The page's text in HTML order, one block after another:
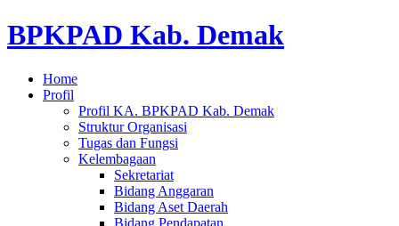
BPKPAD Kab. Demak
Home
Profil
Profil KA. BPKPAD Kab. Demak
Struktur Organisasi
Tugas dan Fungsi
Kelembagaan
Sekretariat
Bidang Anggaran
Bidang Aset Daerah
Bidang Pendapatan